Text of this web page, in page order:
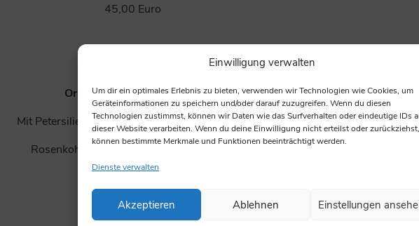
Einwilligung verwalten
Um dir ein optimales Erlebnis zu bieten, verwenden wir Technologien wie Cookies, um
Geräteinformationen zu speichern und/oder darauf zuzugreifen. Wenn du diesen
Technologien zustimmst, können wir Daten wie das Surfverhalten oder eindeutige IDs
dieser Website verarbeiten. Wenn du deine Einwilligung nicht erteilst oder zurückziehst,
können bestimmte Merkmale und Funktionen beeinträchtigt werden.
Dienste verwalten
Akzeptieren Ablehnen Einstellungen
45,00 Euro
Orangen-Cointreau-Sauce
Mit Petersilienkartoffeln und Kartoffelkroketten
Rosenkohl, Apfelrotkohl und Blumenkohl
Suppe und Dessert